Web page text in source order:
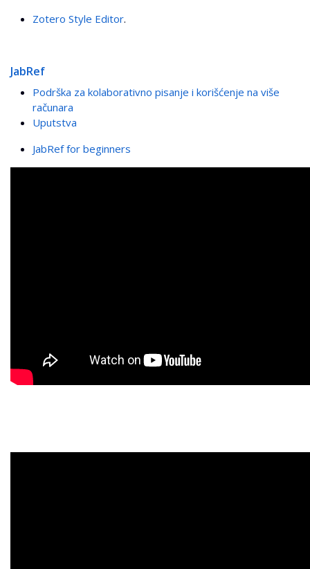
Zotero Style Editor.
JabRef
Podrška za kolaborativno pisanje i korišćenje na više
računara
Uputstva
JabRef for beginners